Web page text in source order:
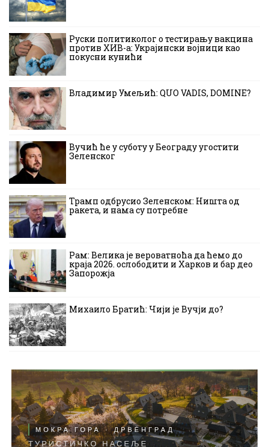
Руски политиколог о тестирању вакцина
против ХИВ-а: Украјински војници као
покусни кунићи
Владимир Умељић: QUO VADIS, DOMINE?
Вучић ће у суботу у Београду угостити
Зеленског
Трамп одбрусио Зеленском: Ништа од
ракета, и нама су потребне
Рам: Велика је вероватноћа да ћемо до
краја 2026. ослободити и Харков и бар део
Запорожја
Михаило Братић: Чији је Вучји до?